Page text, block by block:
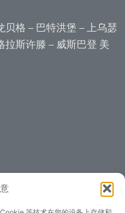
贝格 – 巴特洪堡 – 上乌瑟
拉斯许滕 – 威斯巴登 美